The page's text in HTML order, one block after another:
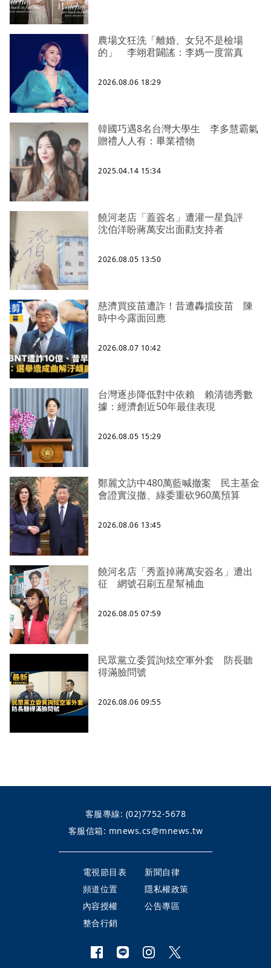
農場文狂洗「離婚、女兒不是檢場
的」 李翊君闢謠：李媽一度當真
2026.08.06 18:29
韓國巧遇8名台灣大學生 李多慧霸氣
贈禮人人有：畢業禮物
2025.04.14 15:34
饒河老店「蓋簽名」遭灌一星負評
沈伯洋盼蔣萬安出面勸支持者
2026.08.05 13:50
慈濟買疫苗遭詐！昔遭轟擋疫苗 陳
時中今露面回應
2026.08.07 10:42
台灣逐步降低對中依賴 賴清德秀數
據：經濟創近50年最佳表現
2026.08.05 15:29
鄭麗文訪中480萬藍喊撤案 民主基金
會證實沒撤、綠委重砍960萬預算
2026.08.06 13:45
饒河名店「秀蓋掉蔣萬安簽名」遭出
征 網號召刷五星幫補血
2026.08.05 07:59
民眾黨立委質詢炫空軍外套 防長聽
得滿臉問號
2026.08.06 09:55
客服專線: (02)7752-5678
客服信箱: mnews.cs@mnews.tw
電視節目表
新聞自律
頻道位置
隱私權政策
內容授權
公告專區
整合行銷